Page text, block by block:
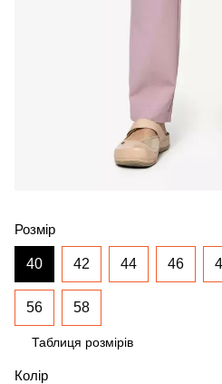
Розмір
40 42 44 46
56 58
Таблиця розмірів
Колір